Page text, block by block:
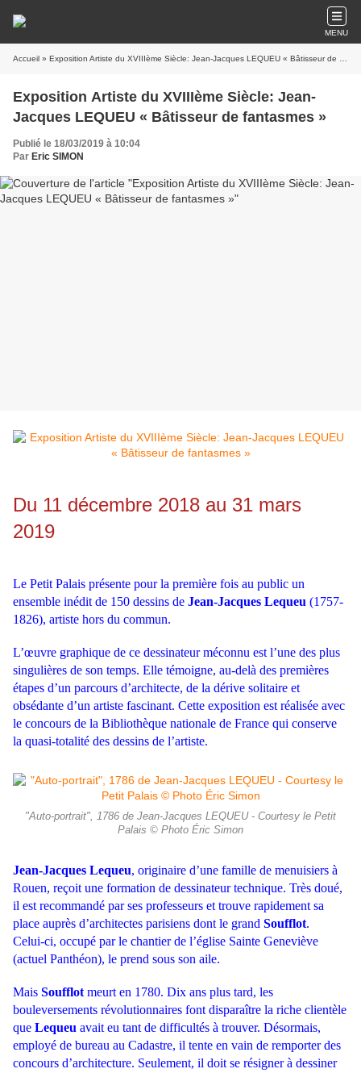
MENU
Accueil » Exposition Artiste du XVIIIème Siècle: Jean-Jacques LEQUEU « Bâtisseur de fantasmes »
Exposition Artiste du XVIIIème Siècle: Jean-
Jacques LEQUEU « Bâtisseur de fantasmes »
Publié le 18/03/2019 à 10:04
Par Eric SIMON
Du 11 décembre 2018 au 31 mars
2019
Le Petit Palais présente pour la première fois au public un
ensemble inédit de 150 dessins de Jean-Jacques Lequeu (1757-
1826), artiste hors du commun.
L’œuvre graphique de ce dessinateur méconnu est l’une des plus
singulières de son temps. Elle témoigne, au-delà des premières
étapes d’un parcours d’architecte, de la dérive solitaire et
obsédante d’un artiste fascinant. Cette exposition est réalisée avec
le concours de la Bibliothèque nationale de France qui conserve
la quasi-totalité des dessins de l’artiste.
"Auto-portrait", 1786 de Jean-Jacques LEQUEU - Courtesy le Petit
Palais © Photo Éric Simon
Jean-Jacques Lequeu, originaire d’une famille de menuisiers à
Rouen, reçoit une formation de dessinateur technique. Très doué,
il est recommandé par ses professeurs et trouve rapidement sa
place auprès d’architectes parisiens dont le grand Soufflot.
Celui-ci, occupé par le chantier de l’église Sainte Geneviève
(actuel Panthéon), le prend sous son aile.
Mais Soufflot meurt en 1780. Dix ans plus tard, les
bouleversements révolutionnaires font disparaître la riche clientèle
que Lequeu avait eu tant de difficultés à trouver. Désormais,
employé de bureau au Cadastre, il tente en vain de remporter des
concours d’architecture. Seulement, il doit se résigner à dessiner